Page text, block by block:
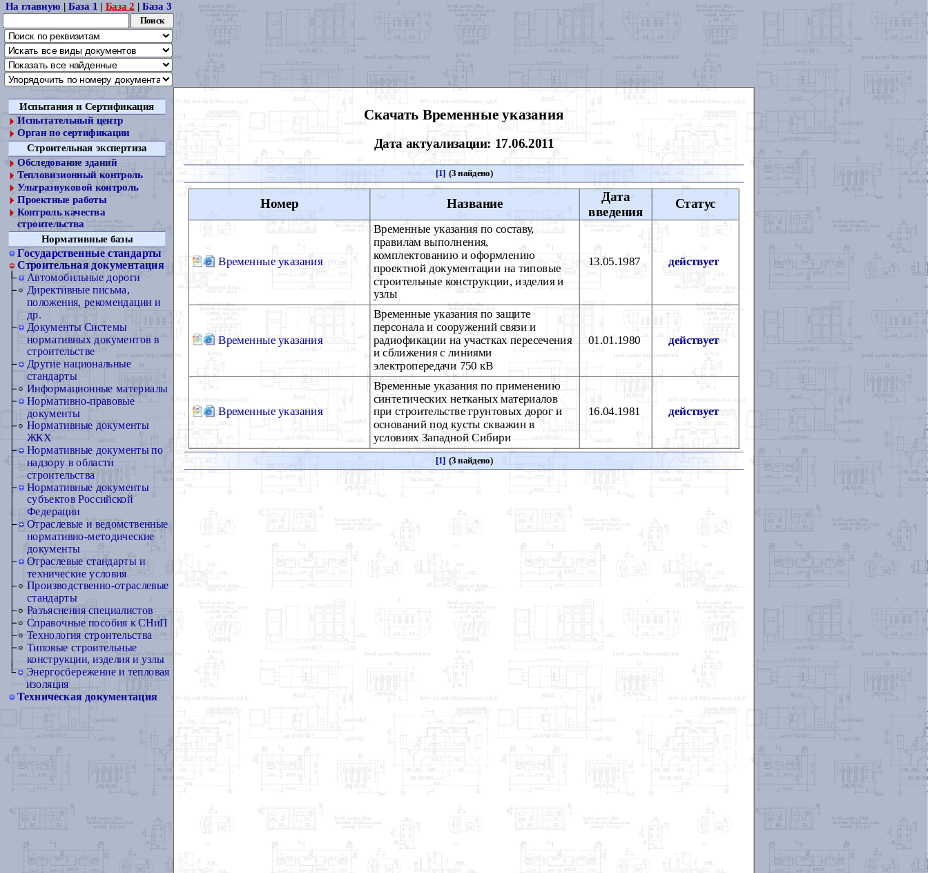
На главную |База 1 | База 2 |База 3
Испытания и Сертификация
Испытательный центр
Орган по сертификации
Строительная экспертиза
Обследование зданий
Тепловизионный контроль
Ультразвуковой контроль
Проектные работы
Контроль качества
строительства
Нормативные базы
Государственные стандарты
Строительная документация
Автомобильные дороги
Директивные письма,
положения, рекомендации и
др.
Документы Системы
нормативных документов в
строительстве
Другие национальные
стандарты
Информационные материалы
Нормативно-правовые
документы
Нормативные документы
ЖКХ
Нормативные документы по
надзору в области
строительства
Нормативные документы
субъектов Российской
Федерации
Отраслевые и ведомственные
нормативно-методические
документы
Отраслевые стандарты и
технические условия
Производственно-отраслевые
стандарты
Разъяснения специалистов
Справочные пособия к СНиП
Технология строительства
Типовые строительные
конструкции, изделия и узлы
Энергосбережение и тепловая
изоляция
Техническая документация
Скачать Временные указания
Дата актуализации: 17.06.2011
[1] (3 найдено)
Номер Название
Дата
введения
Статус
Временные указания
Временные указания по составу,
правилам выполнения,
комплектованию и оформлению
проектной документации на типовые
строительные конструкции, изделия и
узлы
13.05.1987 действует
Временные указания
Временные указания по защите
персонала и сооружений связи и
радиофикации на участках пересечения
и сближения с линиями
электропередачи 750 кВ
01.01.1980 действует
Временные указания
Временные указания по применению
синтетических нетканых материалов
при строительстве грунтовых дорог и
оснований под кусты скважин в
условиях Западной Сибири
16.04.1981 действует
[1] (3 найдено)